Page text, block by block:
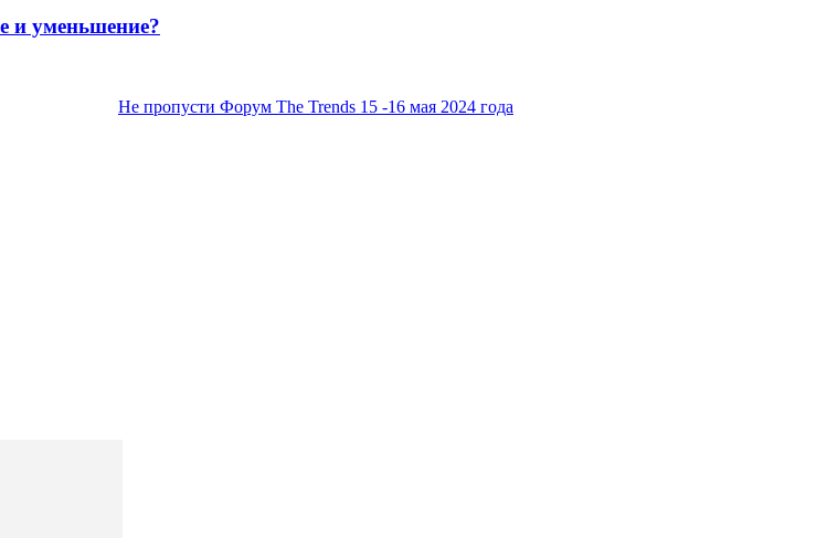
уменьшение?
Не пропусти Форум The Trends 15 -16 мая 2024 года